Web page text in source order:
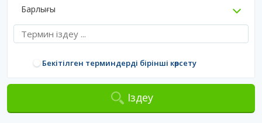
Барлығы
Бекітілген терминдерді бірінші көрсету
Іздеу